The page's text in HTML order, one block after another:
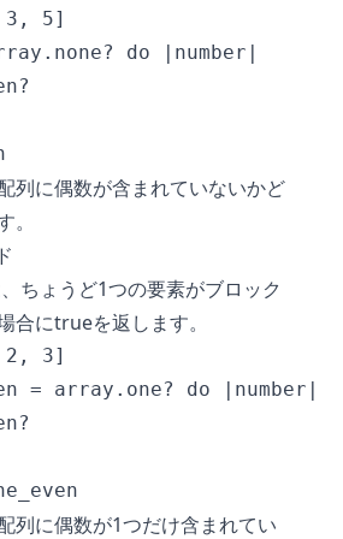
5]
do |number|
列に偶数が含まれていないかど
ちょうど1つの要素がブロック
合にtrueを返します。
3]
= array.one? do |number|
列に偶数が1つだけ含まれてい